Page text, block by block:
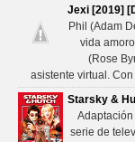
Jexi [2019]
Phil (Adam
vida
(Rose
asistente virtual.
Starsky &
serie de